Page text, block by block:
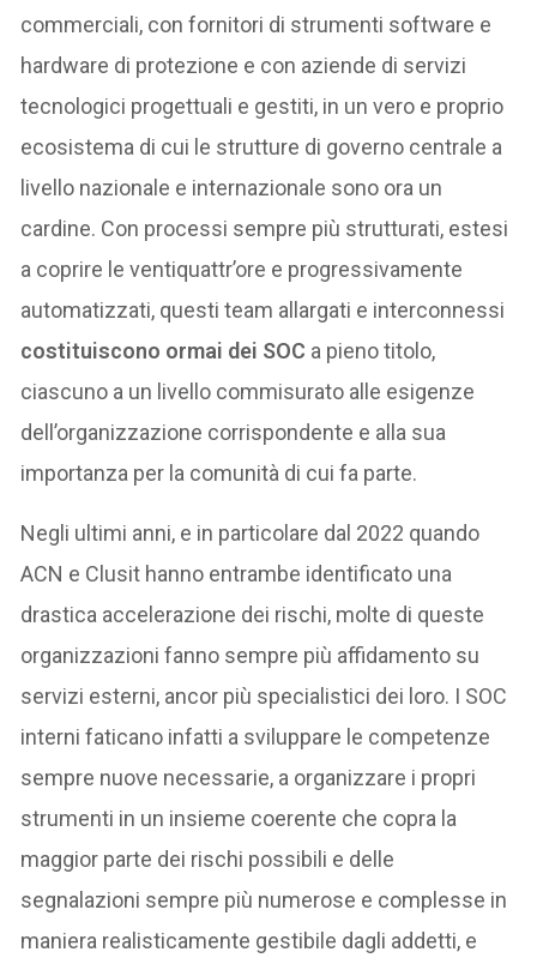
commerciali, con fornitori di strumenti software e
hardware di protezione e con aziende di servizi
tecnologici progettuali e gestiti, in un vero e proprio
ecosistema di cui le strutture di governo centrale a
livello nazionale e internazionale sono ora un
cardine. Con processi sempre più strutturati, estesi
a coprire le ventiquattr’ore e progressivamente
automatizzati, questi team allargati e interconnessi
costituiscono ormai dei SOC a pieno titolo,
ciascuno a un livello commisurato alle esigenze
dell’organizzazione corrispondente e alla sua
importanza per la comunità di cui fa parte.
Negli ultimi anni, e in particolare dal 2022 quando
ACN e Clusit hanno entrambe identificato una
drastica accelerazione dei rischi, molte di queste
organizzazioni fanno sempre più affidamento su
servizi esterni, ancor più specialistici dei loro. I SOC
interni faticano infatti a sviluppare le competenze
sempre nuove necessarie, a organizzare i propri
strumenti in un insieme coerente che copra la
maggior parte dei rischi possibili e delle
segnalazioni sempre più numerose e complesse in
maniera realisticamente gestibile dagli addetti, e